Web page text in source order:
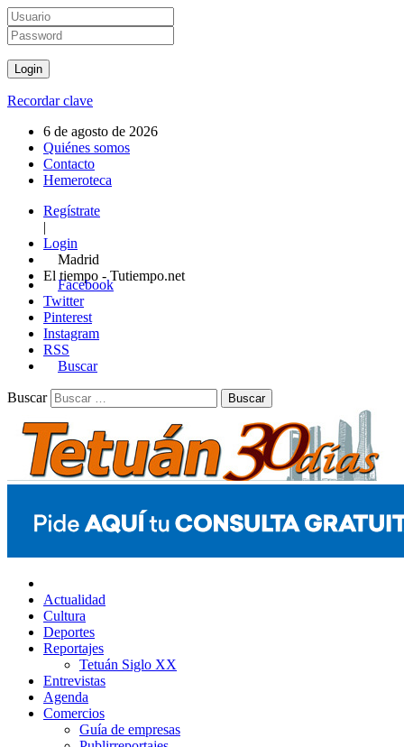
Recordar clave
6 de agosto de 2026
Quiénes somos
Contacto
Hemeroteca
Regístrate
|
Login
Madrid
El tiempo - Tutiempo.net
Facebook
Twitter
Pinterest
Instagram
RSS
Buscar
Buscar
Actualidad
Cultura
Deportes
Reportajes
Tetuán Siglo XX
Entrevistas
Agenda
Comercios
Guía de empresas